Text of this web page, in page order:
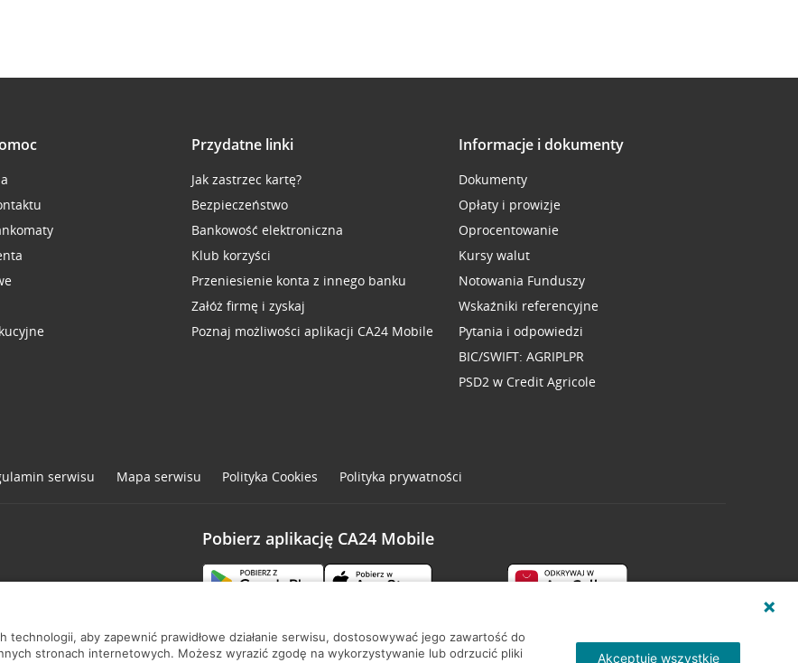
Przydatne linki
Jak zastrzec kartę?
Bezpieczeństwo
Bankowość elektroniczna
Klub korzyści
Przeniesienie konta z innego banku
Załóż firmę i zyskaj
Poznaj możliwości aplikacji CA24 Mobile
Informacje i dokumenty
Dokumenty
Opłaty i prowizje
Oprocentowanie
Kursy walut
Notowania Funduszy
Wskaźniki referencyjne
Pytania i odpowiedzi
BIC/SWIFT: AGRIPLPR
PSD2 w Credit Agricole
serwisu Mapa serwisu Polityka Cookies Polityka prywatności
Pobierz aplikację CA24 Mobile
aby zapewnić prawidłowe działanie serwisu, dostosowywać jego zawartość do
stronach internetowych. Możesz wyrazić zgodę na wykorzystywanie lub odrzucić pliki
Akceptuję wszystkie